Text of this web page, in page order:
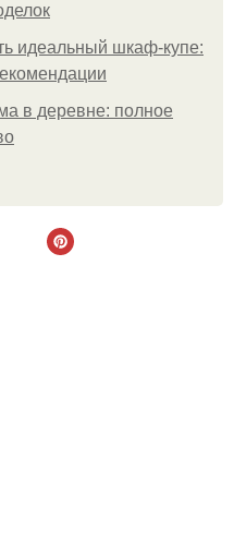
идеальный шкаф-купе:
в деревне: полное